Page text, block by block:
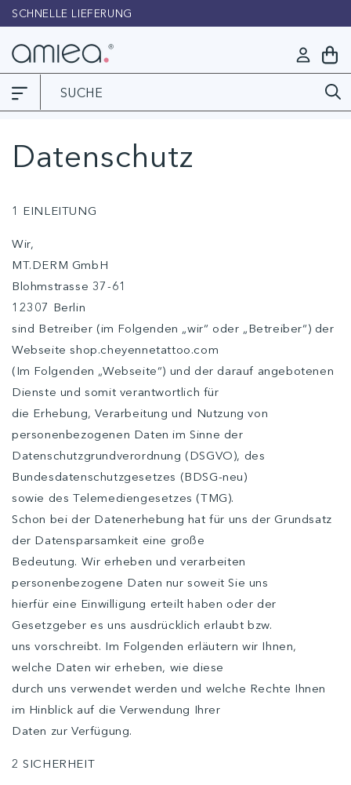
zum
Inhalt
SCHNELLE LIEFERUNG
Einloggen
Datenschutz
1 EINLEITUNG
Wir,
MT.DERM GmbH
Blohmstrasse 37-61
12307 Berlin
sind Betreiber (im Folgenden „wir“ oder „Betreiber“) der
Webseite shop.cheyennetattoo.com
(Im Folgenden „Webseite“) und der darauf angebotenen
Dienste und somit verantwortlich für
die Erhebung, Verarbeitung und Nutzung von
personenbezogenen Daten im Sinne der
Datenschutzgrundverordnung (DSGVO), des
Bundesdatenschutzgesetzes (BDSG-neu)
sowie des Telemediengesetzes (TMG).
Schon bei der Datenerhebung hat für uns der Grundsatz
der Datensparsamkeit eine große
Bedeutung. Wir erheben und verarbeiten
personenbezogene Daten nur soweit Sie uns
hierfür eine Einwilligung erteilt haben oder der
Gesetzgeber es uns ausdrücklich erlaubt bzw.
uns vorschreibt. Im Folgenden erläutern wir Ihnen,
welche Daten wir erheben, wie diese
durch uns verwendet werden und welche Rechte Ihnen
im Hinblick auf die Verwendung Ihrer
Daten zur Verfügung.
2 SICHERHEIT